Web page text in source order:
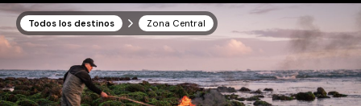
Todos los destinos Zona Central